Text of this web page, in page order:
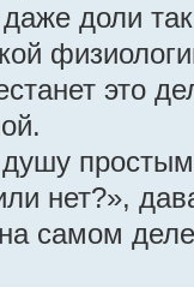
доли
это
нет?»,
самом